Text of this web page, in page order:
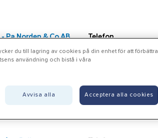
Pa Norden & Co AB
Anneforsvägen 2
Alfta
Telefon
+46 271-55535
du till lagring av cookies på din enhet för att förbättra
användning och bistå i våra
Avvisa alla Acceptera alla cookies